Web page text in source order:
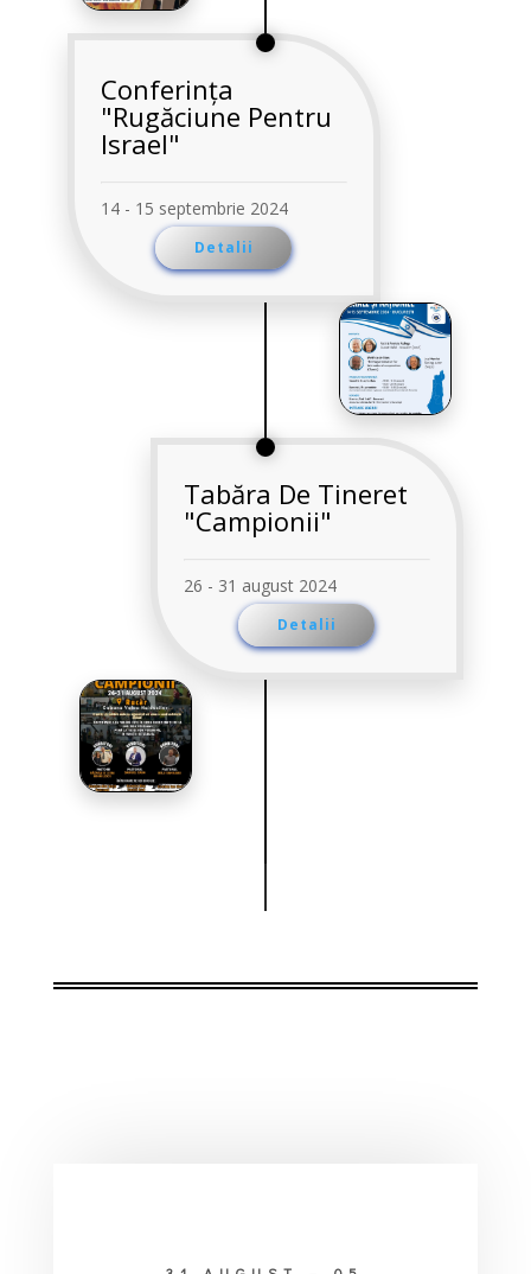
Conferința
"Rugăciune Pentru
Israel"
14 - 15 septembrie 2024
Detalii
Tabăra De Tineret
"Campionii"
26 - 31 august 2024
Detalii